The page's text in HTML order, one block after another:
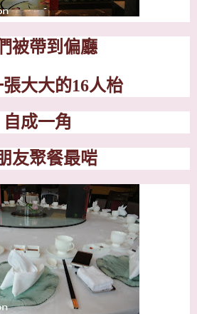
被帶到偏廳
大大的16人枱
自成一角
友聚餐最啱